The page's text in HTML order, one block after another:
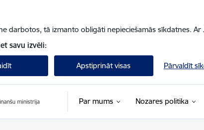
darbotos, tā izmanto obligāti nepieciešamās sīkdatnes.
savu izvēli:
Apstiprināt visas Pārvaldīt
Par mums Nozares politika